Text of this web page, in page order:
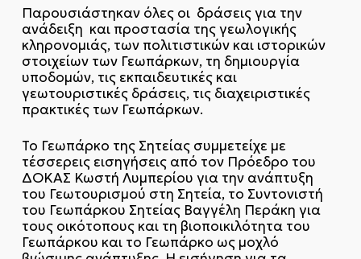
Παρουσιάστηκαν όλες οι δράσεις για την
ανάδειξη και προστασία της γεωλογικής
κληρονομιάς, των πολιτιστικών και ιστορικών
στοιχείων των Γεωπάρκων, τη δημιουργία
υποδομών, τις εκπαιδευτικές και
γεωτουριστικές δράσεις, τις διαχειριστικές
πρακτικές των Γεωπάρκων.
Το Γεωπάρκο της Σητείας συμμετείχε με
τέσσερεις εισηγήσεις από τον Πρόεδρο του
ΔΟΚΑΣ Κωστή Λυμπερίου για την ανάπτυξη
του Γεωτουρισμού στη Σητεία, το Συντονιστή
του Γεωπάρκου Σητείας Βαγγέλη Περάκη για
τους οικότοπους και τη βιοποικιλότητα του
Γεωπάρκου και το Γεωπάρκο ως μοχλό